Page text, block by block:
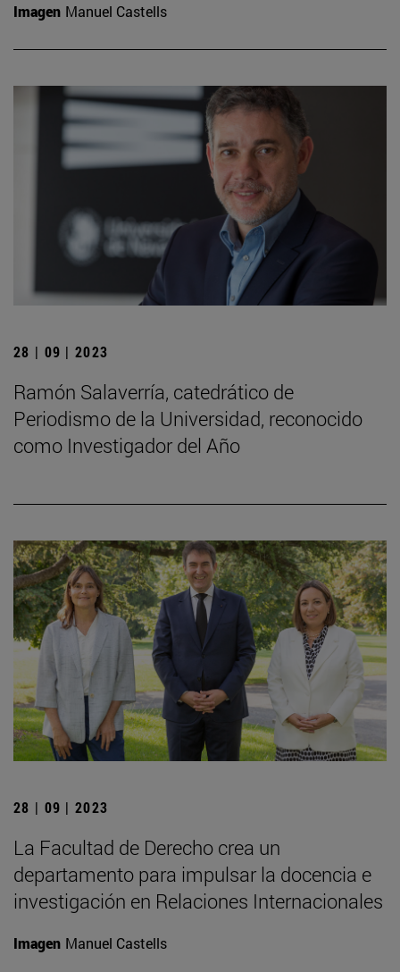
Imagen Manuel Castells
28 | 09 | 2023
Ramón Salaverría, catedrático de
Periodismo de la Universidad, reconocido
como Investigador del Año
28 | 09 | 2023
La Facultad de Derecho crea un
departamento para impulsar la docencia e
investigación en Relaciones Internacionales
Imagen Manuel Castells